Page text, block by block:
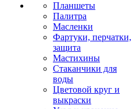
Планшеты
Палитра
Масленки
Фартуки, перчатки,
защита
Мастихины
Стаканчики для
воды
Цветовой круг и
выкраски